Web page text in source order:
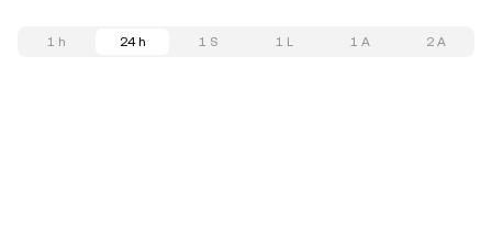
1 h 24 h 1 S 1 L 1 A 2 A